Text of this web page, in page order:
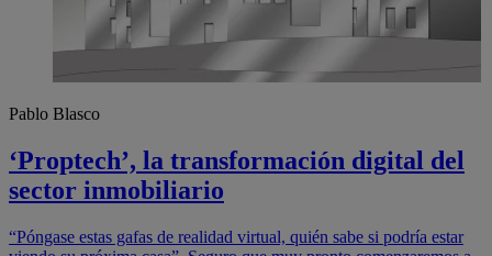
Pablo Blasco
‘Proptech’, la transformación digital del
sector inmobiliario
“Póngase estas gafas de realidad virtual, quién sabe si podría estar